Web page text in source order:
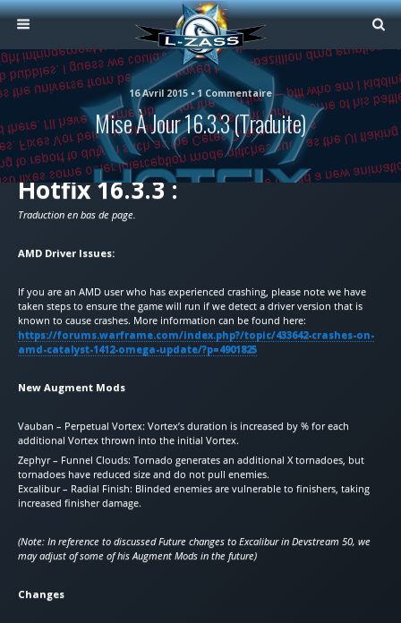
16 Avril 2015 • 1 Commentaire
Mise À Jour 16.3.3 (Traduite)
Hotfix 16.3.3 :
Traduction en bas de page.
AMD Driver Issues:
If you are an AMD user who has experienced crashing, please note we have
taken steps to ensure the game will run if we detect a driver version that is
known to cause crashes. More information can be found here:
https://forums.warframe.com/index.php?/topic/433642-crashes-on-
amd-catalyst-1412-omega-update/?p=4901825
New Augment Mods
Vauban – Perpetual Vortex: Vortex’s duration is increased by % for each
additional Vortex thrown into the initial Vortex.
Zephyr – Funnel Clouds: Tornado generates an additional X tornadoes, but
tornadoes have reduced size and do not pull enemies.
Excalibur – Radial Finish: Blinded enemies are vulnerable to finishers, taking
increased finisher damage.
(Note: In reference to discussed Future changes to Excalibur in Devstream 50, we
may adjust of some of his Augment Mods in the future)
Changes